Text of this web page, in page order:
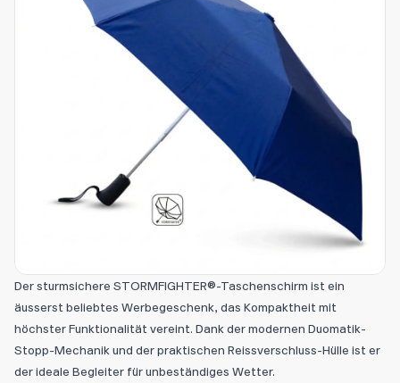
Der sturmsichere STORMFIGHTER®-Taschenschirm ist ein
äusserst beliebtes Werbegeschenk, das Kompaktheit mit
höchster Funktionalität vereint. Dank der modernen Duomatik-
Stopp-Mechanik und der praktischen Reissverschluss-Hülle ist er
der ideale Begleiter für unbeständiges Wetter.